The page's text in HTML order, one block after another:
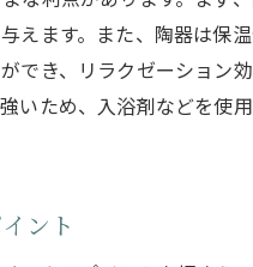
信楽焼の陶器浴槽が生む
信楽焼の歴史とその
陶器浴槽に適した信
えます。また、陶器は保
でき、リラクゼーショ
いため、入浴剤などを
ント